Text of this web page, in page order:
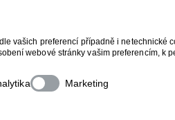
vašich preferencí případně i
webové stránky vašim preferencím, k
Marketing